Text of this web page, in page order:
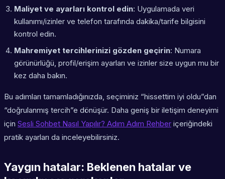
Maliyet ve ayarları kontrol edin: Uygulamada veri
kullanımı/izinler ve telefon tarafında dakika/tarife bilgisini
kontrol edin.
Mahremiyet tercihlerinizi gözden geçirin: Numara
görünürlüğü, profil/erişim ayarları ve izinler size uygun mu bir
kez daha bakın.
Bu adımları tamamladığınızda, seçiminiz “hissettim iyi oldu”dan
“doğrulanmış tercih”e dönüşür. Daha geniş bir iletişim deneyimi
için Sesli Sohbet Nasıl Yapılır? Adım Adım Rehber içeriğindeki
pratik ayarları da inceleyebilirsiniz.
Yaygın hatalar: Beklenen hatalar ve